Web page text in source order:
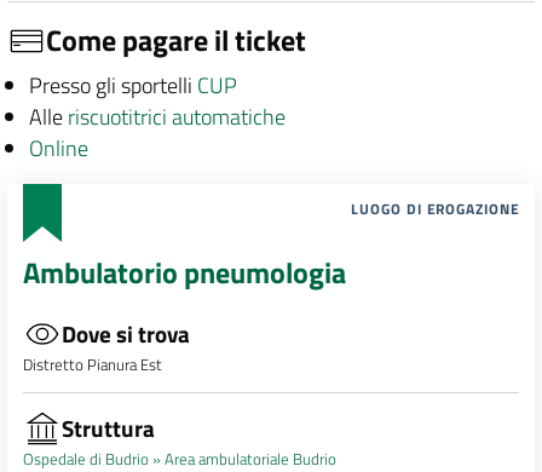
Come pagare il ticket
Presso gli sportelli CUP
Alleriscuotitrici automatiche
Online
LUOGO DI EROGAZIONE
Ambulatorio pneumologia
Dove si trova
Distretto Pianura Est
Struttura
Ospedale di Budrio »Area ambulatoriale Budrio